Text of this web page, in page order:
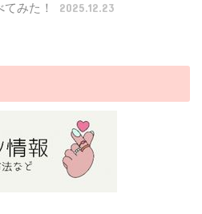
みた！
2025.12.23